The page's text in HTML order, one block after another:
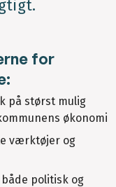
for
på størst mulig
økonomi
værktøjer og
politisk og